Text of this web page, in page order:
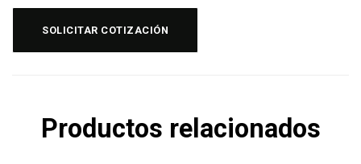
SOLICITAR COTIZACIÓN
Productos relacionados